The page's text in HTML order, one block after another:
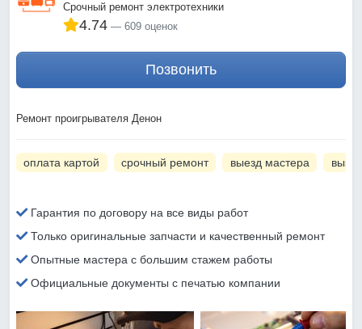
Срочный ремонт электротехники
4.74 609 оценок
Позвонить
Ремонт проигрывателя Денон
оплата картой срочный ремонт выезд мастера
Гарантия по договору на все виды работ
Только оригинальные запчасти и качественный ремонт
Опытные мастера с большим стажем работы
Официальные документы с печатью компании